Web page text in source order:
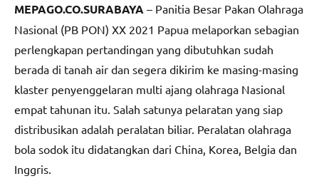
MEPAGO.CO.SURABAYA – Panitia Besar Pakan Olahraga
Nasional (PB PON) XX 2021 Papua melaporkan sebagian
perlengkapan pertandingan yang dibutuhkan sudah
berada di tanah air dan segera dikirim ke masing-masing
klaster penyenggelaran multi ajang olahraga Nasional
empat tahunan itu. Salah satunya pelaratan yang siap
distribusikan adalah peralatan biliar. Peralatan olahraga
bola sodok itu didatangkan dari China, Korea, Belgia dan
Inggris.